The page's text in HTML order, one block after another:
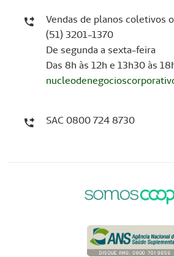
Vendas de planos coletivos
(51) 3201-1370
De segunda a sexta-feira
Das 8h às 12h e 13h30 às
SAC 0800 724 8730